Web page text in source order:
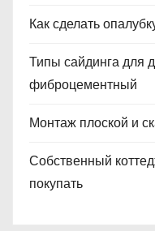
Как сделать
Типы сайдинга для
фиброцементный
Монтаж плоской и
Собственный
покупать